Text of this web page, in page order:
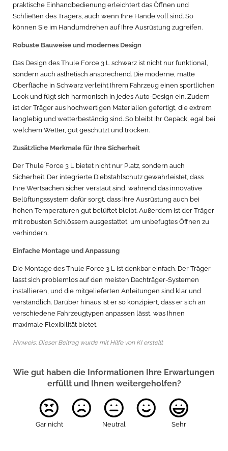
praktische Einhandbedienung erleichtert das Öffnen und
Schließen des Trägers, auch wenn Ihre Hände voll sind. So
können Sie im Handumdrehen auf Ihre Ausrüstung zugreifen.
Robuste Bauweise und modernes Design
Das Design des Thule Force 3 L schwarz ist nicht nur funktional,
sondern auch ästhetisch ansprechend. Die moderne, matte
Oberfläche in Schwarz verleiht Ihrem Fahrzeug einen sportlichen
Look und fügt sich harmonisch in jedes Auto-Design ein. Zudem
ist der Träger aus hochwertigen Materialien gefertigt, die extrem
langlebig und wetterbeständig sind. So bleibt Ihr Gepäck, egal bei
welchem Wetter, gut geschützt und trocken.
Zusätzliche Merkmale für Ihre Sicherheit
Der Thule Force 3 L bietet nicht nur Platz, sondern auch
Sicherheit. Der integrierte Diebstahlschutz gewährleistet, dass
Ihre Wertsachen sicher verstaut sind, während das innovative
Belüftungssystem dafür sorgt, dass Ihre Ausrüstung auch bei
hohen Temperaturen gut belüftet bleibt. Außerdem ist der Träger
mit robusten Schlössern ausgestattet, um unbefugtes Öffnen zu
verhindern.
Einfache Montage und Anpassung
Die Montage des Thule Force 3 L ist denkbar einfach. Der Träger
lässt sich problemlos auf den meisten Dachträger-Systemen
installieren, und die mitgelieferten Anleitungen sind klar und
verständlich. Darüber hinaus ist er so konzipiert, dass er sich an
verschiedene Fahrzeugtypen anpassen lässt, was Ihnen
maximale Flexibilität bietet.
Hinweis: Dieser Beitrag wurde mit Hilfe von KI erstellt
Wie gut haben die Informationen Ihre Erwartungen
erfüllt und Ihnen weitergeholfen?
Gar nicht Neutral Sehr